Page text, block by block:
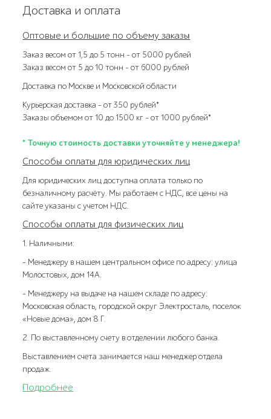
Доставка и оплата
Оптовые и большие по объему заказы
Заказ весом от 1,5 до 5 тонн – от 5000 рублей
Заказ весом от 5 до 10 тонн – от 6000 рублей
Доставка по Москве и Московской области
Курьерская доставка – от 350 рублей*
Заказы объемом от 10 до 1500 кг – от 1000 рублей*
* Точную стоимость доставки уточняйте у менеджера!
Способы оплаты для юридических лиц
Для юридических лиц доступна оплата только по
безналичному расчёту. Мы работаем с НДС, все цены на
сайте указаны с учетом НДС.
Способы оплаты для физических лиц
1. Наличными:
- Менеджеру в нашем центральном офисе по адресу: улица
Молостовых, дом 14А.
- Менеджеру на выдаче на нашем складе по адресу:
Московская область, городской округ Электросталь, поселок
«Новые дома», дом 8 Г.
2. По выставленному счету в отделении любого банка.
Выставлением счета занимается наш менеджер отдела
продаж.
Подробнее